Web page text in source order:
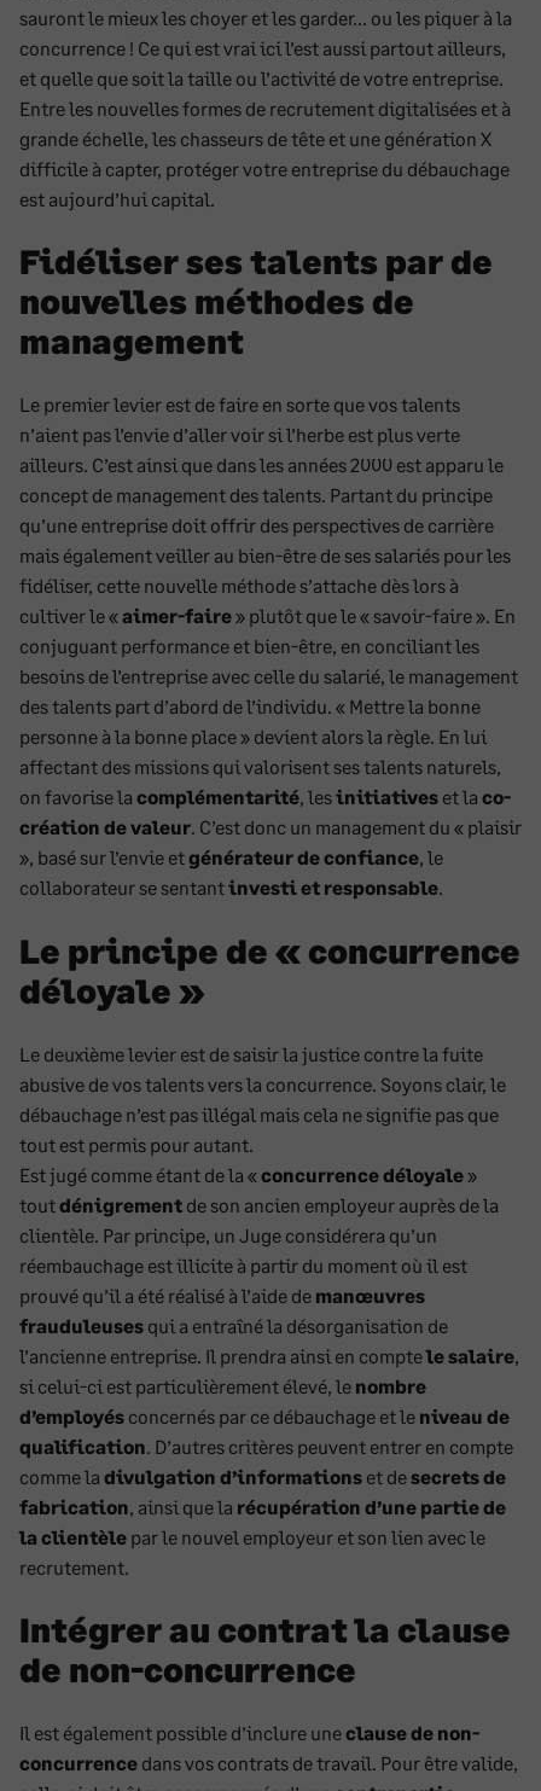
sauront le mieux les choyer et les garder… ou les piquer à la
concurrence ! Ce qui est vrai ici l’est aussi partout ailleurs,
et quelle que soit la taille ou l’activité de votre entreprise.
Entre les nouvelles formes de recrutement digitalisées et à
grande échelle, les chasseurs de tête et une génération X
difficile à capter, protéger votre entreprise du débauchage
est aujourd’hui capital.
Fidéliser ses talents par de
nouvelles méthodes de
management
Le premier levier est de faire en sorte que vos talents
n’aient pas l’envie d’aller voir si l’herbe est plus verte
ailleurs. C’est ainsi que dans les années 2000 est apparu le
concept de management des talents. Partant du principe
qu’une entreprise doit offrir des perspectives de carrière
mais également veiller au bien-être de ses salariés pour les
fidéliser, cette nouvelle méthode s’attache dès lors à
cultiver le «aimer-faire» plutôt que le « savoir-faire ». En
conjuguant performance et bien-être, en conciliant les
besoins de l’entreprise avec celle du salarié, le management
des talents part d’abord de l’individu. « Mettre la bonne
personne à la bonne place » devient alors la règle. En lui
affectant des missions qui valorisent ses talents naturels,
on favorise la complémentarité, lesinitiatives et la co-
création de valeur. C’est donc un management du « plaisir
», basé sur l’envie etgénérateur de confiance, le
collaborateur se sentantinvesti et responsable.
Le principe de « concurrence
déloyale »
Le deuxième levier est de saisir la justice contre la fuite
abusive de vos talents vers la concurrence. Soyons clair, le
débauchage n’est pas illégal mais cela ne signifie pas que
tout est permis pour autant.
Est jugé comme étant de la «concurrence déloyale»
toutdénigrement de son ancien employeur auprès de la
clientèle. Par principe, un Juge considérera qu’un
réembauchage est illicite à partir du moment où il est
prouvé qu’il a été réalisé à l’aide de manœuvres
frauduleuses qui a entraîné la désorganisation de
l’ancienne entreprise. Il prendra ainsi en comptele salaire,
si celui-ci est particulièrement élevé, le nombre
d’employés concernés par ce débauchage et le niveau de
qualification. D’autres critères peuvent entrer en compte
comme la divulgation d’informations et desecrets de
fabrication, ainsi que la récupération d’une partie de
la clientèle par le nouvel employeur et son lien avec le
recrutement.
Intégrer au contrat la clause
de non-concurrence
Il est également possible d’inclure uneclause de non-
concurrence dans vos contrats de travail. Pour être valide,